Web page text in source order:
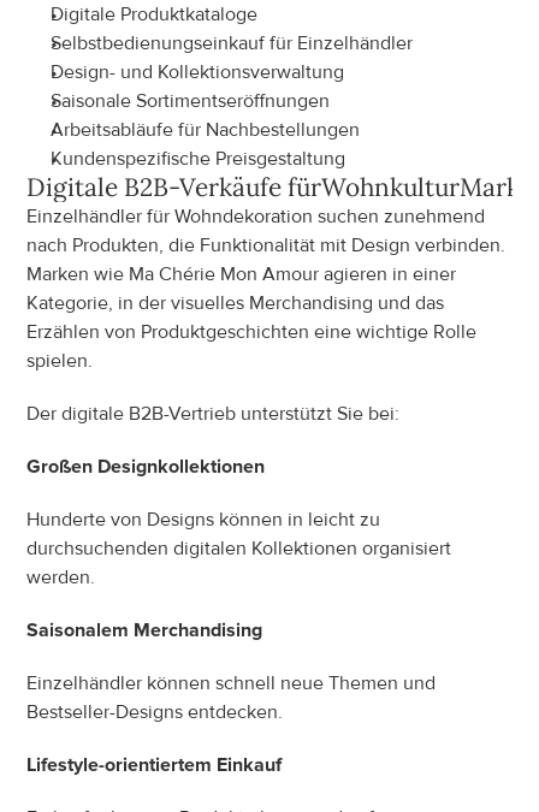
Digitale Produktkataloge
Selbstbedienungseinkauf für Einzelhändler
Design- und Kollektionsverwaltung
Saisonale Sortimentseröffnungen
Arbeitsabläufe für Nachbestellungen
Kundenspezifische Preisgestaltung
Digitale B2B-Verkäufe fürWohnkultur
Einzelhändler für Wohndekoration suchen zunehmend
nach Produkten, die Funktionalität mit Design verbinden.
Marken wie Ma Chérie Mon Amour agieren in einer
Kategorie, in der visuelles Merchandising und das
Erzählen von Produktgeschichten eine wichtige Rolle
spielen.
Der digitale B2B-Vertrieb unterstützt Sie bei:
Großen Designkollektionen
Hunderte von Designs können in leicht zu
durchsuchenden digitalen Kollektionen organisiert
werden.
Saisonalem Merchandising
Einzelhändler können schnell neue Themen und
Bestseller-Designs entdecken.
Lifestyle-orientiertem Einkauf